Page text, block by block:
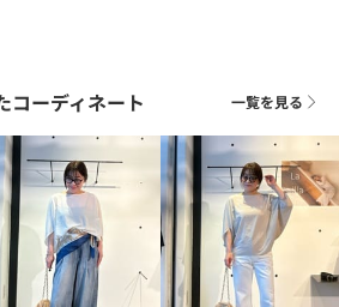
、完売カラーの再入荷、セール情報など
す。
コーディネート 一覧を見る